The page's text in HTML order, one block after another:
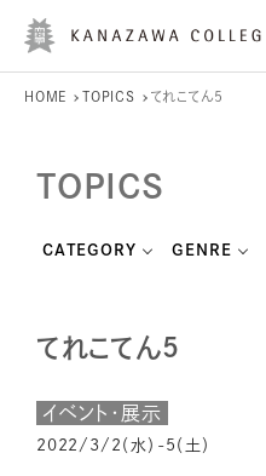
HOME TOPICS てれこてん５
TOPICS
CATEGORY GENRE
てれこてん５
イベント・展示
2022/3/2（水）-5（土）